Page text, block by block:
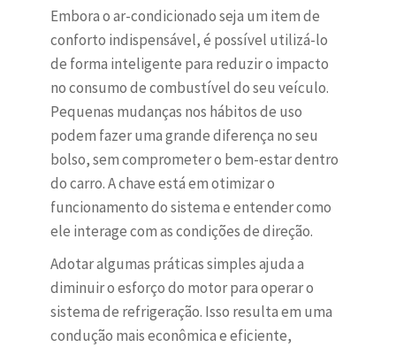
Embora o ar-condicionado seja um item de
conforto indispensável, é possível utilizá-lo
de forma inteligente para reduzir o impacto
no consumo de combustível do seu veículo.
Pequenas mudanças nos hábitos de uso
podem fazer uma grande diferença no seu
bolso, sem comprometer o bem-estar dentro
do carro. A chave está em otimizar o
funcionamento do sistema e entender como
ele interage com as condições de direção.
Adotar algumas práticas simples ajuda a
diminuir o esforço do motor para operar o
sistema de refrigeração. Isso resulta em uma
condução mais econômica e eficiente,